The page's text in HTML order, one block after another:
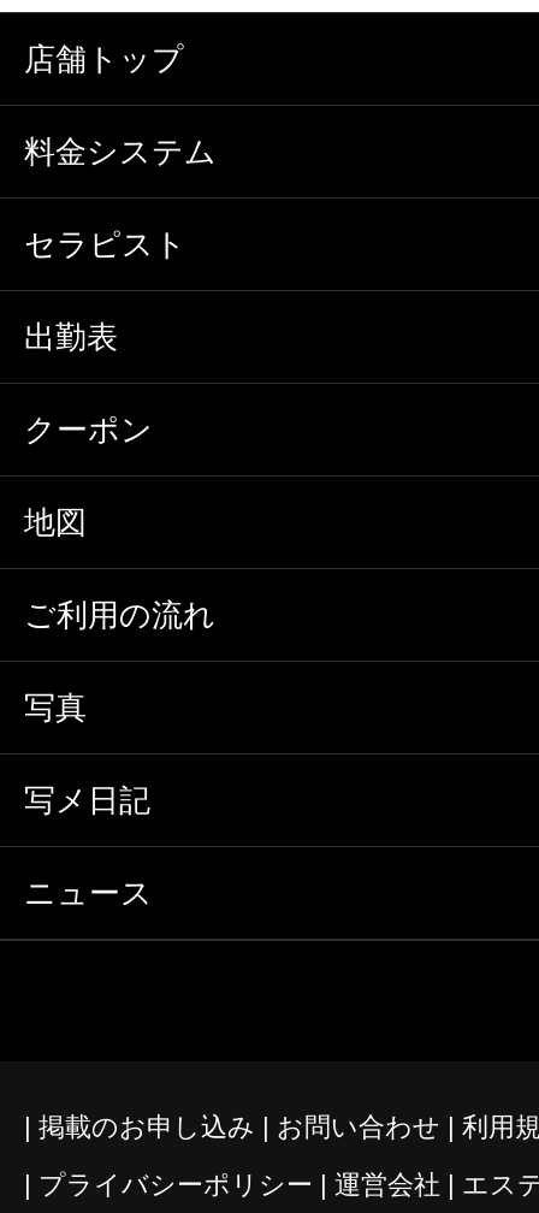
店舗トップ
料金システム
セラピスト
出勤表
クーポン
地図
ご利用の流れ
写真
写メ日記
ニュース
掲載のお申し込み お問い合わせ
利用
プライバシーポリシー
運営会社 エス